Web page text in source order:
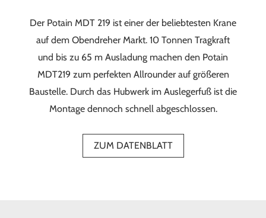
Der Potain MDT 219 ist einer der beliebtesten Krane
auf dem Obendreher Markt. 10 Tonnen Tragkraft
und bis zu 65 m Ausladung machen den Potain
MDT219 zum perfekten Allrounder auf größeren
Baustelle. Durch das Hubwerk im Auslegerfuß ist die
Montage dennoch schnell abgeschlossen.
ZUM DATENBLATT